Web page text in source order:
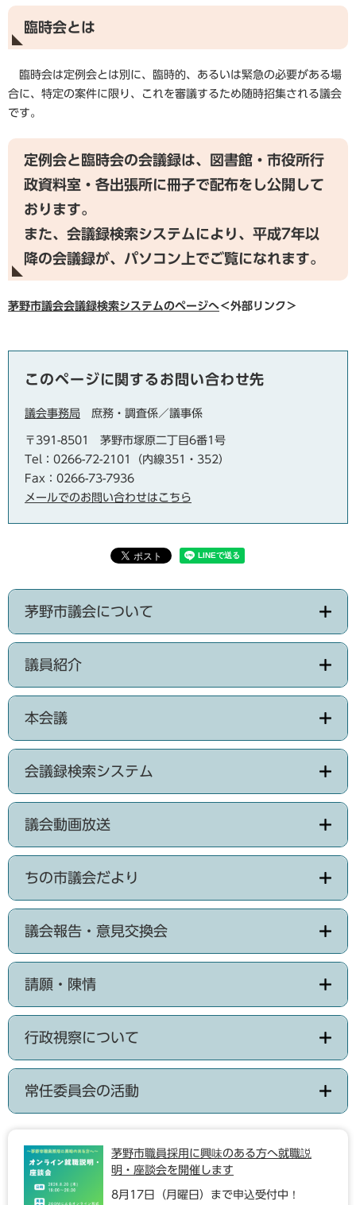
臨時会とは
臨時会は定例会とは別に、臨時的、あるいは緊急の必要がある場
合に、特定の案件に限り、これを審議するため随時招集される議会
です。
定例会と臨時会の会議録は、図書館・市役所行
政資料室・各出張所に冊子で配布をし公開して
おります。
また、会議録検索システムにより、平成7年以
降の会議録が、パソコン上でご覧になれます。
茅野市議会会議録検索システムのページへ＜外部リンク＞
このページに関するお問い合わせ先
議会事務局 庶務・調査係／議事係
〒391-8501
茅野市塚原二丁目6番1号
Tel：0266-72-2101（内線351・352）
Fax：0266-73-7936
メールでのお問い合わせはこちら
茅野市議会について
議員紹介
本会議
会議録検索システム
議会動画放送
ちの市議会だより
議会報告・意見交換会
請願・陳情
行政視察について
常任委員会の活動
茅野市職員採用に興味のある方へ就職説
明・座談会を開催します
8月17日（月曜日）まで申込受付中！